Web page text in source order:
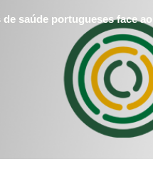
saúde portugueses face ao